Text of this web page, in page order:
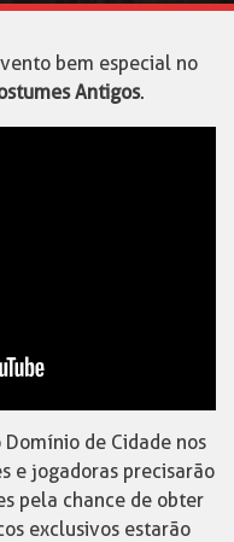
bem especial no
Antigos.
de Cidade nos
e jogadoras precisarão
pela chance de obter
exclusivos estarão